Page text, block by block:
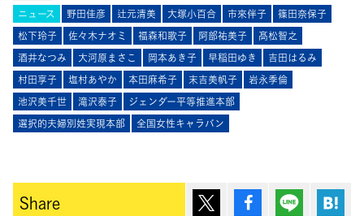
ニュース 野田佳彦 辻元清美 大塚小百合 市來伴子
篠田奈保子
松下玲子
佐々木ナオミ 福森和歌子 阿部祐美子
髙松智之
酒井なつみ
大河原まさこ 岡本あき子 早稲田ゆき
吉田はるみ
村田享子
塩村あやか 本田麻希子 末吉美帆子
岩永季倫
池沢美千世
滝沢泰子
ジェンダー平等推進本部
選択的夫婦別姓実現本部
全国女性キャラバン
Share ポスト シェア Lineで送